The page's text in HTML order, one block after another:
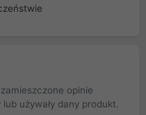
opinie
używały dany produkt.